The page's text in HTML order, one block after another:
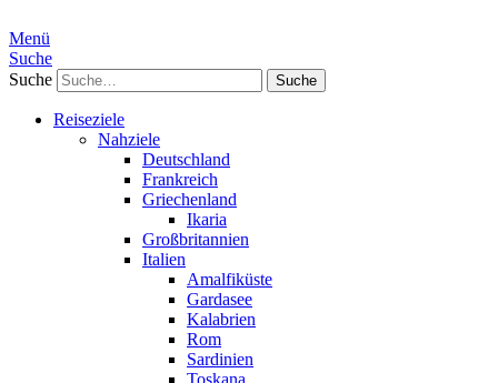
Menü
Suche
Suche
Reiseziele
Nahziele
Deutschland
Frankreich
Griechenland
Ikaria
Großbritannien
Italien
Amalfiküste
Gardasee
Kalabrien
Rom
Sardinien
Toskana